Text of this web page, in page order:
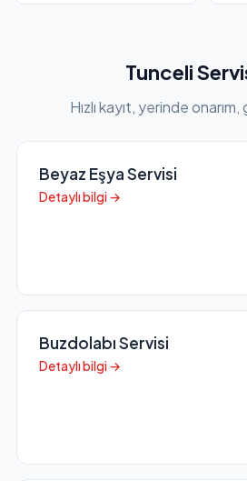
Tunceli
Hızlı kayıt, yerinde
Beyaz Eşya Servisi
Detaylı bilgi →
Buzdolabı Servisi
Detaylı bilgi →